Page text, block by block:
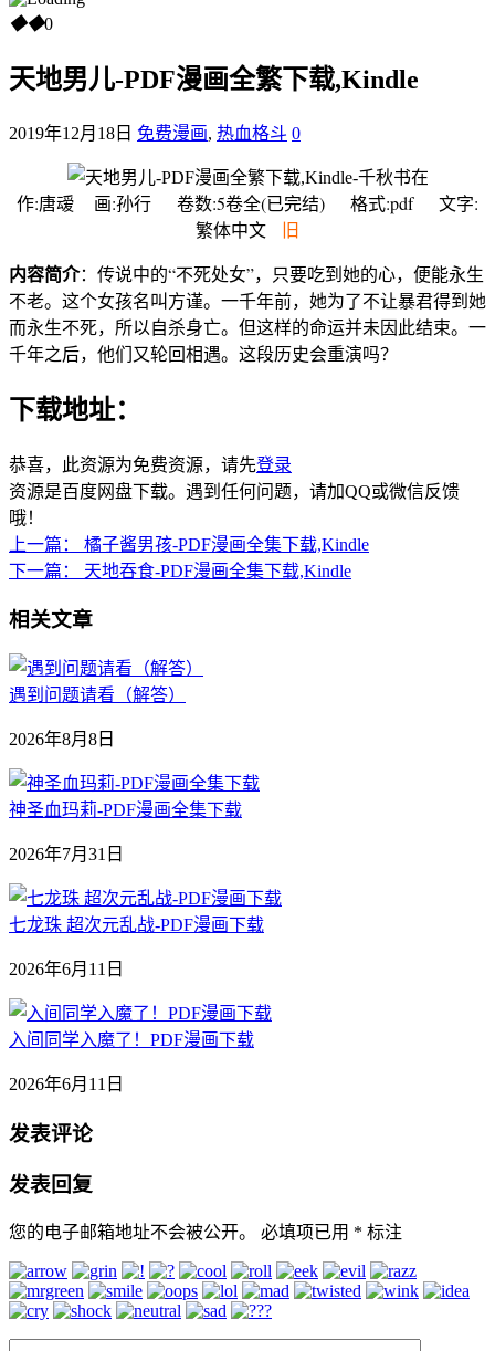
◆◆0
天地男儿-PDF漫画全繁下载,Kindle
2019年12月18日 免费漫画, 热血格斗 0
作:唐叆 画:孙行 卷数:5卷全(已完结) 格式:pdf 文字:
繁体中文 旧
内容简介：传说中的“不死处女”，只要吃到她的心，便能永生
不老。这个女孩名叫方谨。一千年前，她为了不让暴君得到她
而永生不死，所以自杀身亡。但这样的命运并未因此结束。一
千年之后，他们又轮回相遇。这段历史会重演吗？
下载地址：
恭喜，此资源为免费资源，请先登录
资源是百度网盘下载。遇到任何问题，请加QQ或微信反馈
哦！
上一篇：
橘子酱男孩-PDF漫画全集下载,Kindle
下一篇：
天地吞食-PDF漫画全集下载,Kindle
相关文章
遇到问题请看（解答）
2026年8月8日
神圣血玛莉-PDF漫画全集下载
2026年7月31日
七龙珠 超次元乱战-PDF漫画下载
2026年6月11日
入间同学入魔了！PDF漫画下载
2026年6月11日
发表评论
发表回复
您的电子邮箱地址不会被公开。 必填项已用 * 标注